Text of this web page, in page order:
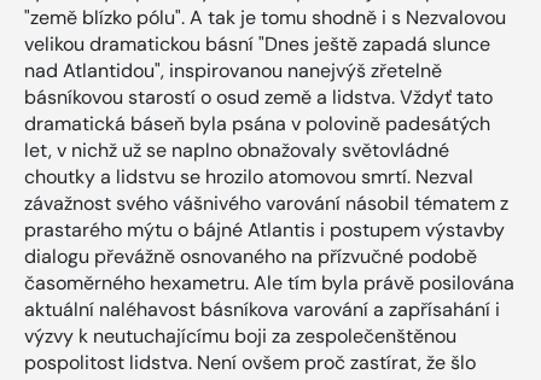
"země blízko pólu". A tak je tomu shodně i s Nezvalovou
velikou dramatickou básní "Dnes ještě zapadá slunce
nad Atlantidou", inspirovanou nanejvýš zřetelně
básníkovou starostí o osud země a lidstva. Vždyť tato
dramatická báseň byla psána v polovině padesátých
let, v nichž už se naplno obnažovaly světovládné
choutky a lidstvu se hrozilo atomovou smrtí. Nezval
závažnost svého vášnivého varování násobil tématem z
prastarého mýtu o bájné Atlantis i postupem výstavby
dialogu převážně osnovaného na přízvučné podobě
časoměrného hexametru. Ale tím byla právě posilována
aktuální naléhavost básníkova varování a zapřísahání i
výzvy k neutuchajícímu boji za zespolečenštěnou
pospolitost lidstva. Není ovšem proč zastírat, že šlo